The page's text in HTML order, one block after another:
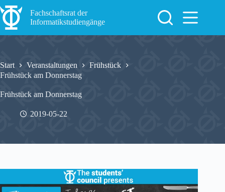
Zum
Inhalt
springen
Fachschaftsrat der
Informatikstudiengänge
Start Veranstaltungen
Frühstück
Frühstück am Donnerstag
Frühstück am Donnerstag
2019-05-22